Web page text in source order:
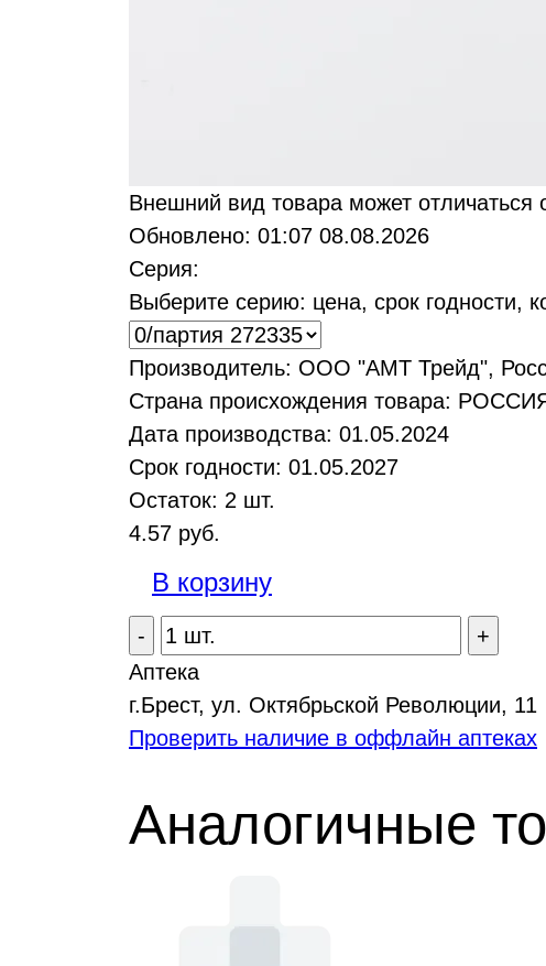
Bнешний вид товара может отличаться
Обновлено: 01:07 08.08.2026
Серия:
Выберите серию: цена, срок годности,
Производитель: ООО "АМТ Трейд",
Страна происхождения товара:
Дата производства: 01.05.2024
Срок годности: 01.05.2027
Остаток: 2 шт.
4.57 руб.
В корзину
-
+
Аптека
г.Брест, ул. Октябрьской Революции, 11
Проверить наличие в оффлайн аптеках
Аналогичные